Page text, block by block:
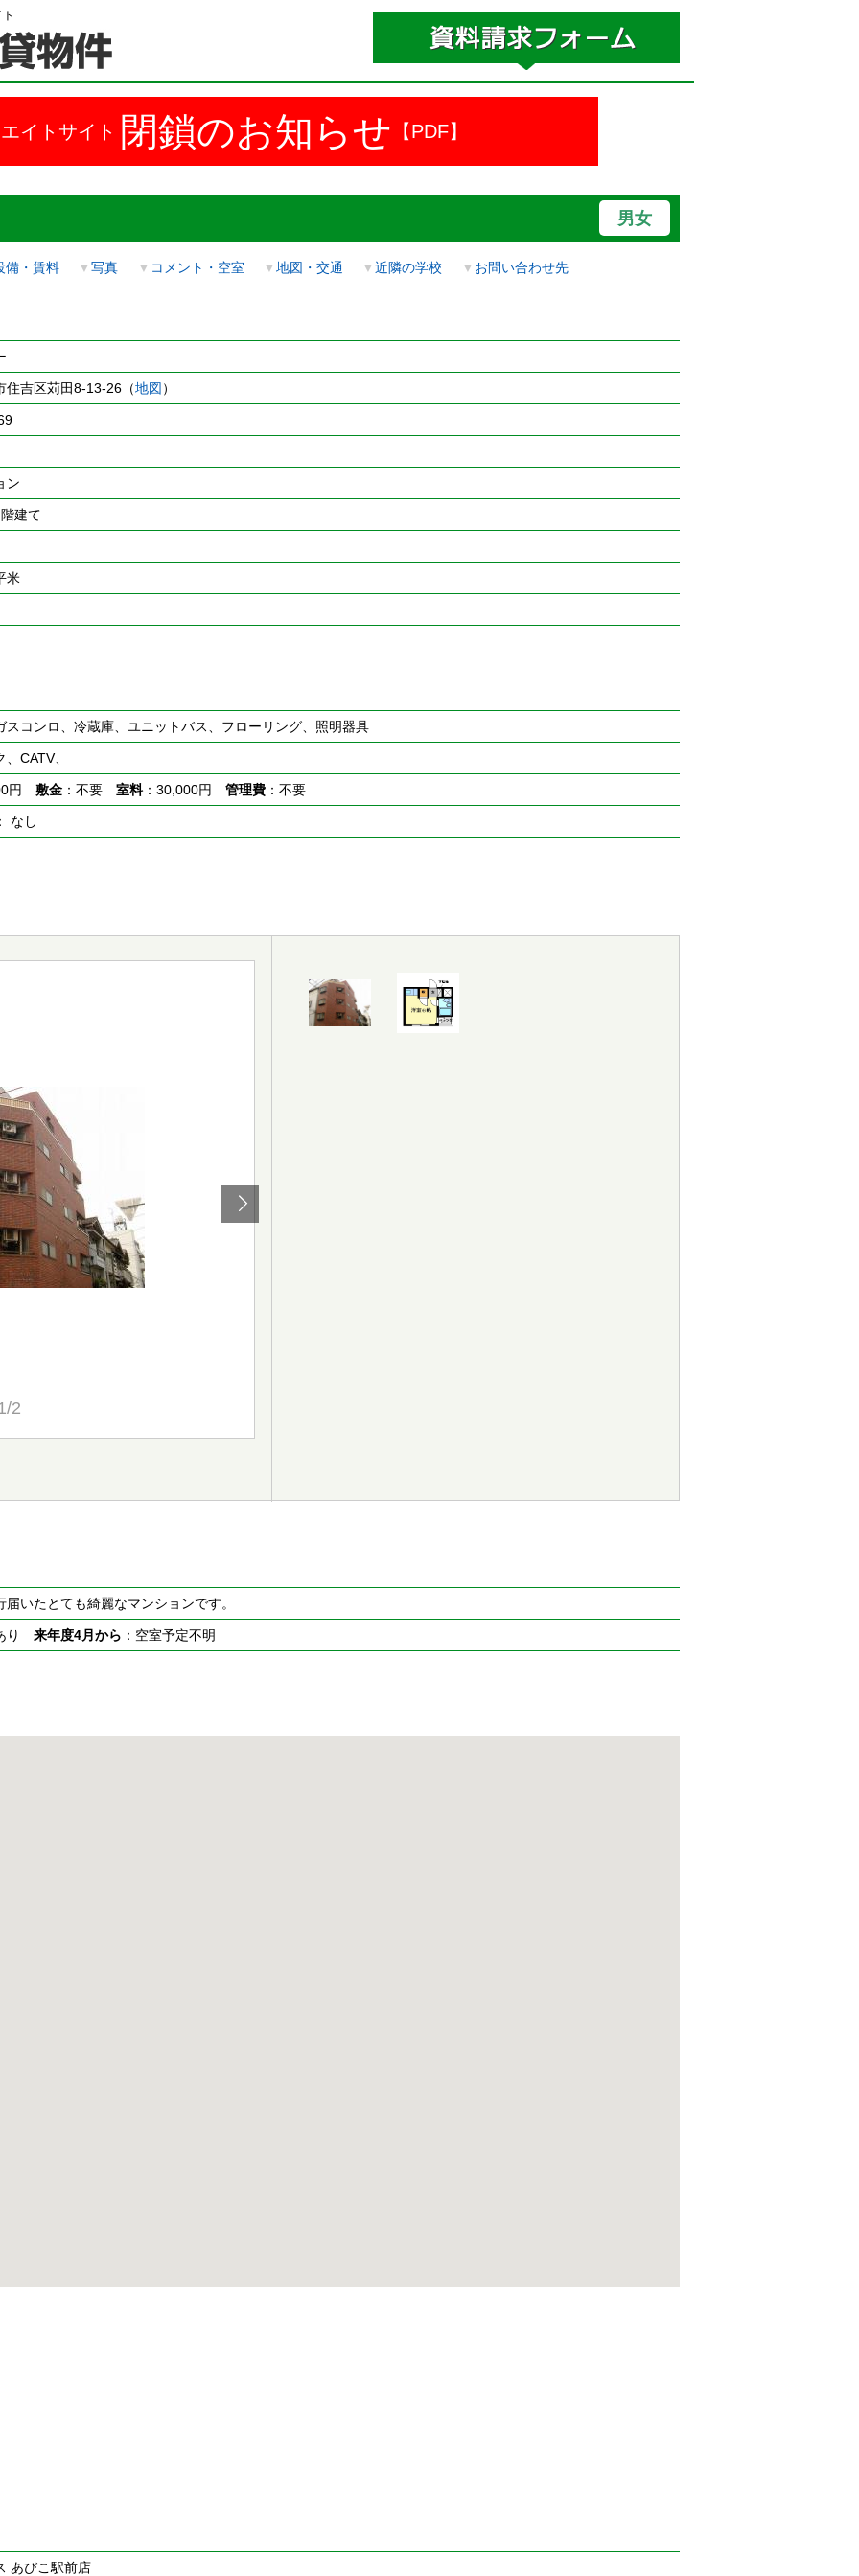
イトサイト 閉鎖のお知らせ 【PDF】
男女
備・賃料 ▼写真 ▼ コメント・空室 ▼地図・交通 ▼近隣の学校 ▼ お問い合わせ先
住吉区苅田8-13-26（地図）
ン
建て
米
スコンロ、冷蔵庫、ユニットバス、フローリング、照明器具
CATV、
円 敷金：不要 室料：30,000円 管理費：不要
なし
2
届いたとても綺麗なマンションです。
り 来年度4月から ：空室予定不明
あびこ駅前店